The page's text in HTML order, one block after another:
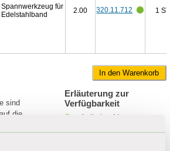
Spannwerkzeug für
Edelstahlband
2.00 320.11.712 1 ST
Erläuterung zur
Verfügbarkeit
= Artikel auf Lager
sind
die